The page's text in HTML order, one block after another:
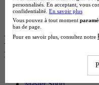
BTS Tpl en alternance
BTS Ati en alternance
Les diplômes par
recherchés
personnalisés. En acceptant, vous
confidentialité. En savoir plus
Vous pouvez à tout moment
bas de page.
Pour en savoir plus, consultez notre